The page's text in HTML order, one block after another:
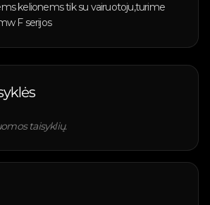
kelionems tik su vairuotoju,turime
F serijos
taisyklių.